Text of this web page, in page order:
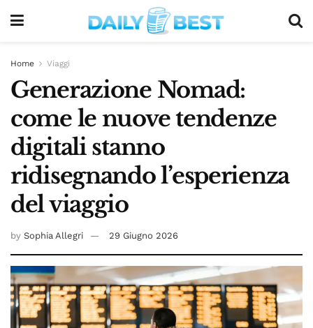
Home Viaggi
Generazione Nomad:
come le nuove tendenze
digitali stanno
ridisegnando l’esperienza
del viaggio
by Sophia Allegri 29 Giugno 2026